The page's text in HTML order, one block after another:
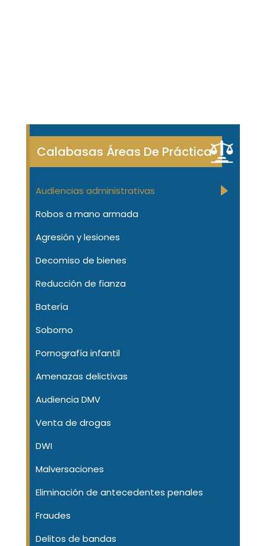
Calabasas Áreas De Práctica
Audiencias administrativas
Robos a mano armada
Agresión y lesiones
Decomiso de bienes
Reducción de fianza
Batería
Soborno
Pornografía infantil
Amenazas delictivas
Audiencia DMV
Venta de drogas
DWI
Malversaciones
Eliminación de antecedentes penales
Fraudes
Delitos de bandas